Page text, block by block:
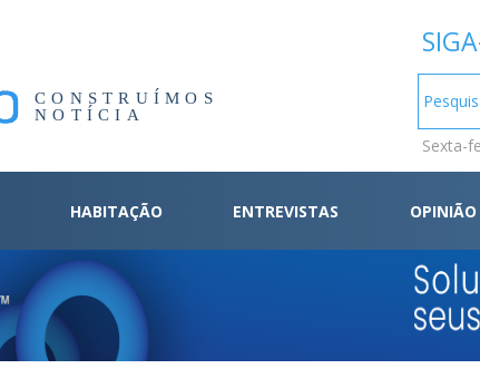
CONSTRUÍMOS
NOTÍCIA
Sexta-
HABITAÇÃO ENTREVISTAS OPINIÃO